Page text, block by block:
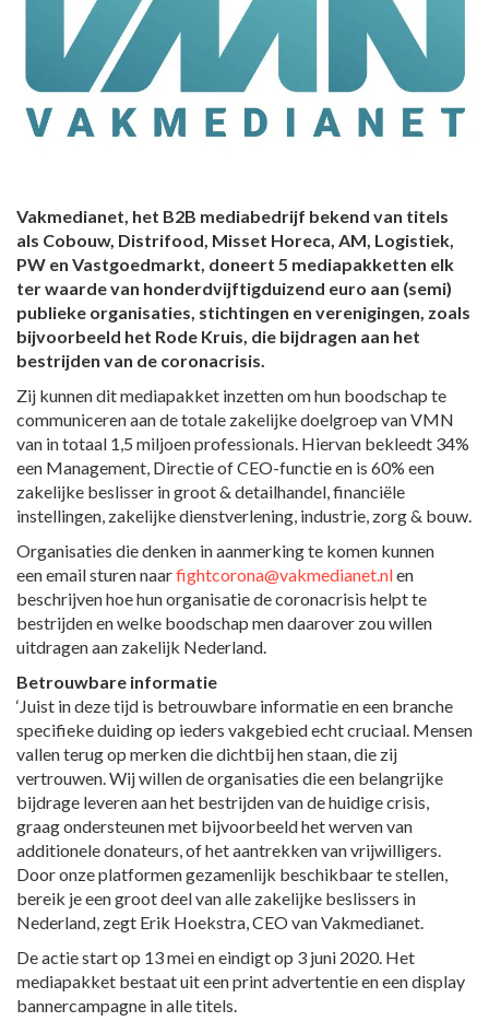
Vakmedianet, het B2B mediabedrijf bekend van titels
als Cobouw, Distrifood, Misset Horeca, AM, Logistiek,
PW en Vastgoedmarkt, doneert 5 mediapakketten elk
ter waarde van honderdvijftigduizend euro aan (semi)
publieke organisaties, stichtingen en verenigingen, zoals
bijvoorbeeld het Rode Kruis, die bijdragen aan het
bestrijden van de coronacrisis.
Zij kunnen dit mediapakket inzetten om hun boodschap te
communiceren aan de totale zakelijke doelgroep van VMN
van in totaal 1,5 miljoen professionals. Hiervan bekleedt 34%
een Management, Directie of CEO-functie en is 60% een
zakelijke beslisser in groot & detailhandel, financiële
instellingen, zakelijke dienstverlening, industrie, zorg & bouw.
Organisaties die denken in aanmerking te komen kunnen
een email sturen naarfightcorona@vakmedianet.nlen
beschrijven hoe hun organisatie de coronacrisis helpt te
bestrijden en welke boodschap men daarover zou willen
uitdragen aan zakelijk Nederland.
Betrouwbare informatie
‘Juist in deze tijd is betrouwbare informatie en een branche
specifieke duiding op ieders vakgebied echt cruciaal. Mensen
vallen terug op merken die dichtbij hen staan, die zij
vertrouwen. Wij willen de organisaties die een belangrijke
bijdrage leveren aan het bestrijden van de huidige crisis,
graag ondersteunen met bijvoorbeeld het werven van
additionele donateurs, of het aantrekken van vrijwilligers.
Door onze platformen gezamenlijk beschikbaar te stellen,
bereik je een groot deel van alle zakelijke beslissers in
Nederland, zegt Erik Hoekstra, CEO van Vakmedianet.
De actie start op 13 mei en eindigt op 3 juni 2020. Het
mediapakket bestaat uit een print advertentie en een display
bannercampagne in alle titels.